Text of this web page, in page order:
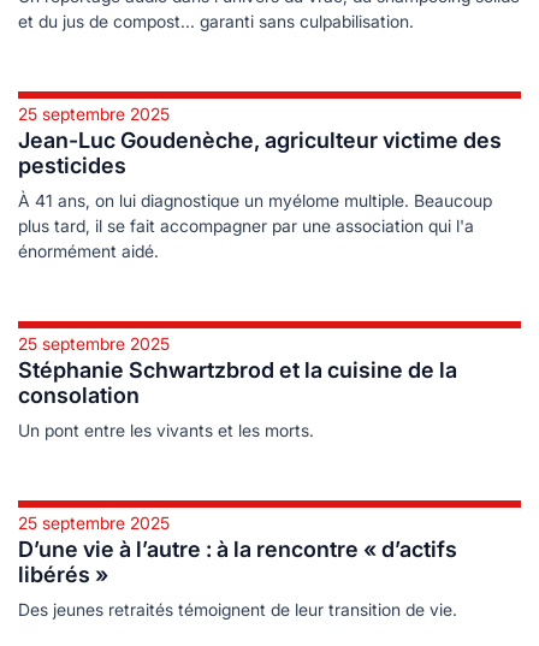
et du jus de compost... garanti sans culpabilisation.
25 septembre 2025
Jean-Luc Goudenèche, agriculteur victime des
pesticides
À 41 ans, on lui diagnostique un myélome multiple. Beaucoup
plus tard, il se fait accompagner par une association qui l'a
énormément aidé.
25 septembre 2025
Stéphanie Schwartzbrod et la cuisine de la
consolation
Un pont entre les vivants et les morts.
25 septembre 2025
D’une vie à l’autre : à la rencontre « d’actifs
libérés »
Des jeunes retraités témoignent de leur transition de vie.